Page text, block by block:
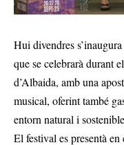
Hui divendres
que se celebrarà durant
d’Albaida, amb una
musical, oferint també
entorn natural i
El festival es presentà